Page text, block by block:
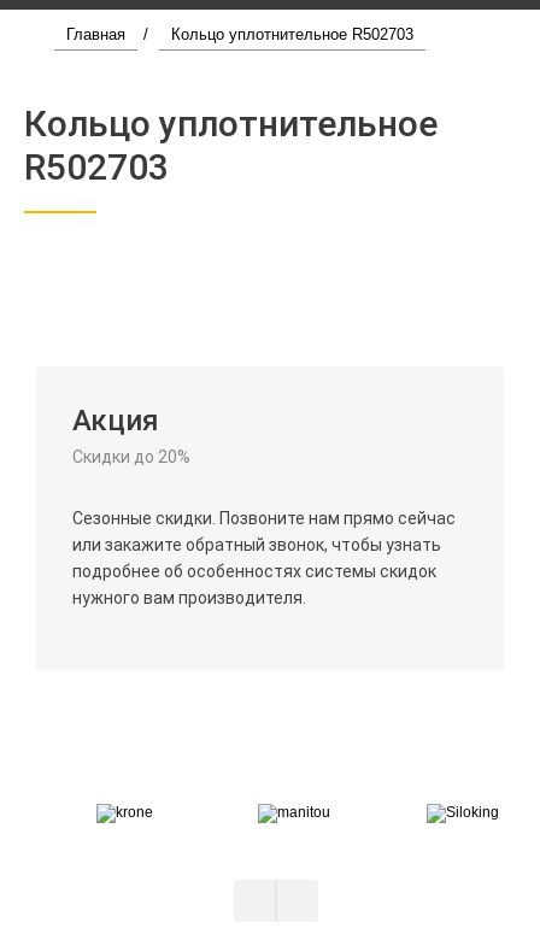
Главная / Кольцо уплотнительное R502703
Кольцо уплотнительное
R502703
Акция
Скидки до 20%
Сезонные скидки. Позвоните нам прямо сейчас
или закажите обратный звонок, чтобы узнать
подробнее об особенностях системы скидок
нужного вам производителя.